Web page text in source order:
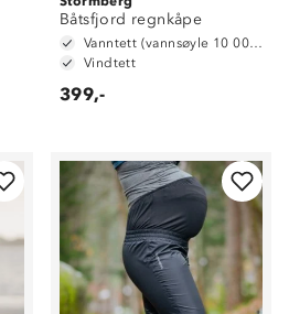
Båtsfjord regnkåpe
Vanntett (vannsøyle 10 000 mm)
Vindtett
399,-